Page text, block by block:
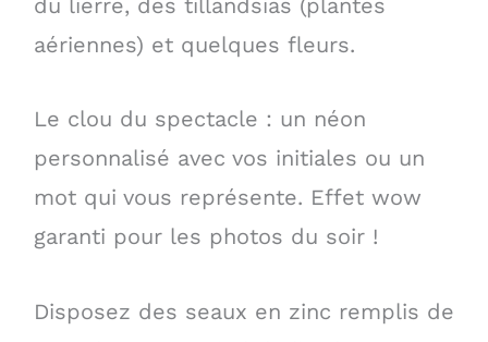
du lierre, des tillandsias (plantes
aériennes) et quelques fleurs.
Le clou du spectacle : un néon
personnalisé avec vos initiales ou un
mot qui vous représente. Effet wow
garanti pour les photos du soir !
Disposez des seaux en zinc remplis de